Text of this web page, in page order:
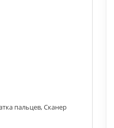
пальцев, Сканер